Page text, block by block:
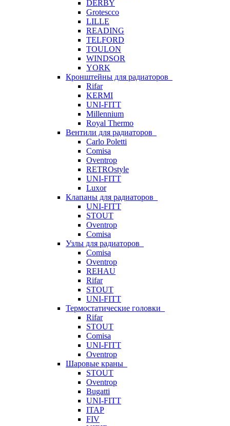
DERBY
Grotescco
LILLE
READING
TELFORD
TOULON
WINDSOR
YORK
Кронштейны для радиаторов
Rifar
KERMI
UNI-FITT
Millennium
Royal Thermo
Вентили для радиаторов
Carlo Poletti
Comisa
Oventrop
RETROstyle
UNI-FITT
Luxor
Клапаны для радиаторов
UNI-FITT
STOUT
Oventrop
Comisa
Узлы для радиаторов
Comisa
Oventrop
REHAU
Rifar
STOUT
UNI-FITT
Термостатические головки
Rifar
STOUT
Comisa
UNI-FITT
Oventrop
Шаровые краны
STOUT
Oventrop
Bugatti
UNI-FITT
ITAP
FIV